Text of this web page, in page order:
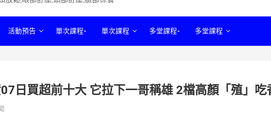
活動預告 單次課程- 單次課程 多堂課程- 多堂課程
07日買超前十大 它拉下一哥稱雄 2檔高顏「殖」吃